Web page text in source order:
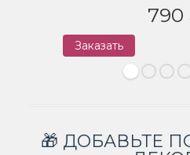
790
Заказать
🎁 ДОБАВЬТЕ